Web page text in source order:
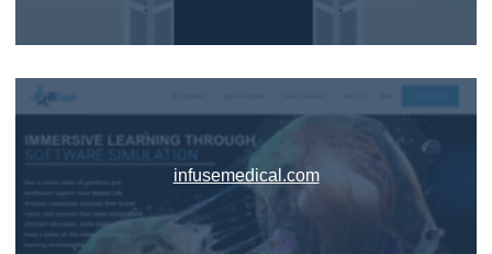
infusemedical.com